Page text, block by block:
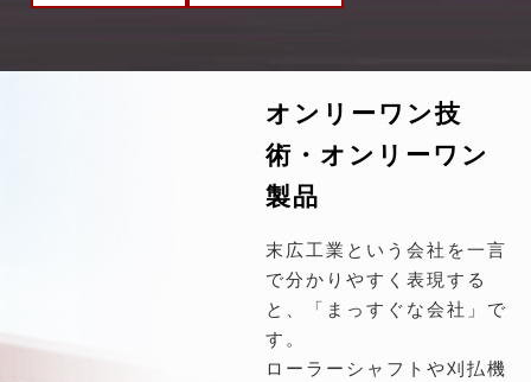
オンリーワン技
術・オンリーワン
製品
末広工業という会社を一言
で分かりやすく表現する
と、「まっすぐな会社」で
す。
ローラーシャフトや刈払機